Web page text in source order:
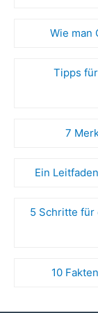
Wie man
Tipps
7
Ein
5 Schritte für
10